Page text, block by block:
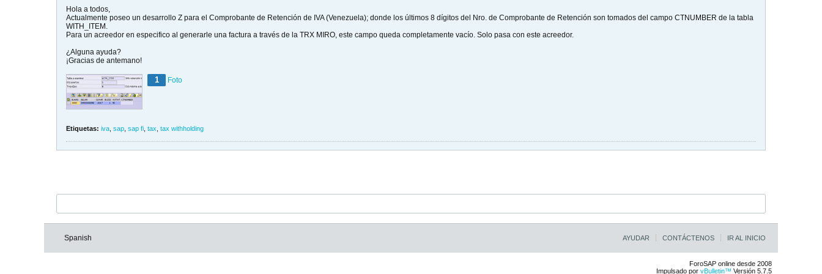
Hola a todos,
Actualmente poseo un desarrollo Z para el Comprobante de Retención de IVA (Venezuela); donde los últimos 8 dígitos del Nro. de Comprobante de Retención son tomados del campo CTNUMBER de la tabla
WITH_ITEM.
Para un acreedor en especifico al generarle una factura a través de la TRX MIRO, este campo queda completamente vacío. Solo pasa con este acreedor.
¿Alguna ayuda?
¡Gracias de antemano!
1 Foto
Etiquetas: iva sap sap fi tax tax withholding
Spanish AYUDAR CONTÁCTENOS IR AL INICIO
ForoSAP online desde 2008
Impulsado por vBulletin™ Versión 5.7.5